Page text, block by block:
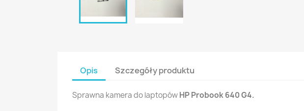
Opis Szczegóły produktu
Sprawna kamera do laptopówHP Probook 640 G4.